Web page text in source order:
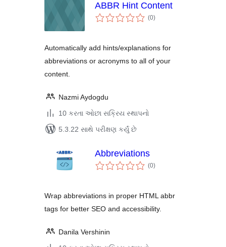
ABBR Hint Content
(0કુલ
રેટિંગ્સ
)
Automatically add hints/explanations for
abbreviations or acronyms to all of your
content.
Nazmi Aydogdu
10 કરતા ઓછા સક્રિય સ્થાપનો
5.3.22 સાથે પરીક્ષણ કર્યું છે
Abbreviations
(0કુલ
રેટિંગ્સ
)
Wrap abbreviations in proper HTML abbr
tags for better SEO and accessibility.
Danila Vershinin